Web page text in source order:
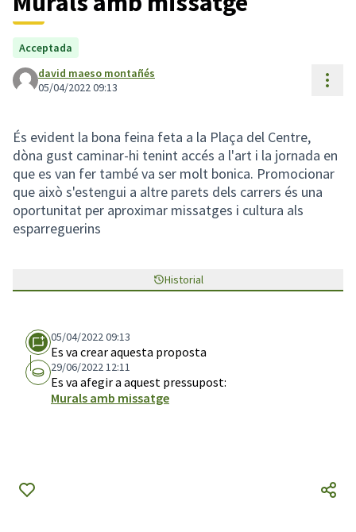
Acceptada
david maeso montañés
05/04/2022 09:13
És evident la bona feina feta a la Plaça del Centre,
dòna gust caminar-hi tenint accés a l'art i la jornada en
que es van fer també va ser molt bonica. Promocionar
que això s'estengui a altre parets dels carrers és una
oportunitat per aproximar missatges i cultura als
esparreguerins
Historial
05/04/2022 09:13
Es va crear aquesta proposta
29/06/2022 12:11
Es va afegir a aquest pressupost:
Murals amb missatge